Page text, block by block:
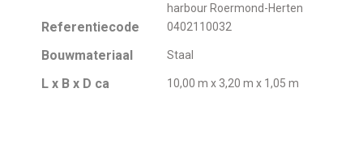
harbour Roermond-Herten
Referentiecode 0402110032
Bouwmateriaal Staal
L x B x D ca 10,00 m x 3,20 m x 1,05 m